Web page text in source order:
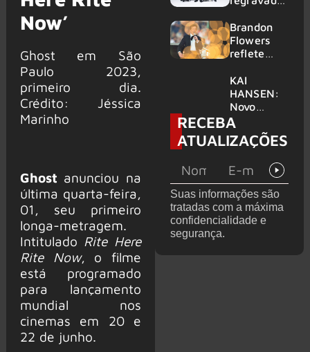
Now’
Ghost em São
Paulo 2023,
primeiro dia.
Crédito: Jéssica
Marinho
Ghost anunciou na
última quarta-feira,
01, seu primeiro
longa-metragem.
Intitulado Rite Here
Rite Now, o filme
está programado
para lançamento
mundial nos
cinemas em 20 e
22 de junho.
am Ring
2026
membros
do GHOST
e KORN
Brandon
Flowers
reflete
futuro e
levanta
possibilida
de de
deixar os
palcos
KAI
HANSEN:
Novo
single
‘Welcome
To Life’ é
RECEBA
ATUALIZAÇÕES
Suas informações são
tratadas com a máxima
confidencialidade e
segurança.